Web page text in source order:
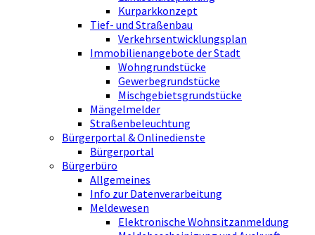
Kurparkkonzept
Tief- und Straßenbau
Verkehrsentwicklungsplan
Immobilienangebote der Stadt
Wohngrundstücke
Gewerbegrundstücke
Mischgebietsgrundstücke
Mängelmelder
Straßenbeleuchtung
Bürgerportal & Onlinedienste
Bürgerportal
Bürgerbüro
Allgemeines
Info zur Datenverarbeitung
Meldewesen
Elektronische Wohnsitzanmeldung